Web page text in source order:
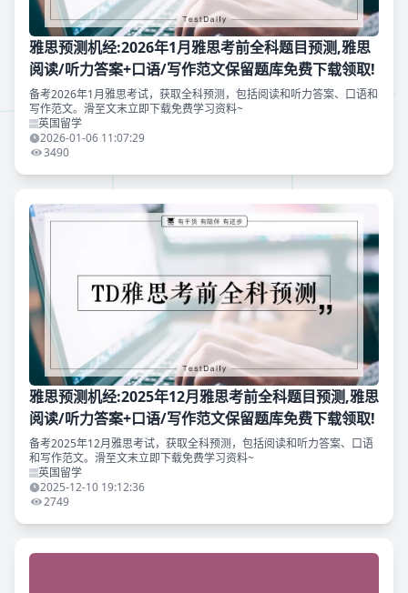
雅思预测机经:2026年1月雅思考前全科题目预测,雅思
阅读/听力答案+口语/写作范文保留题库免费下载领取!
备考2026年1月雅思考试，获取全科预测，包括阅读和听力答案、口语和
写作范文。滑至文末立即下载免费学习资料~
英国留学
2026-01-06 11:07:29
3490
雅思预测机经:2025年12月雅思考前全科题目预测,雅思
阅读/听力答案+口语/写作范文保留题库免费下载领取!
备考2025年12月雅思考试，获取全科预测，包括阅读和听力答案、口语
和写作范文。滑至文末立即下载免费学习资料~
英国留学
2025-12-10 19:12:36
2749